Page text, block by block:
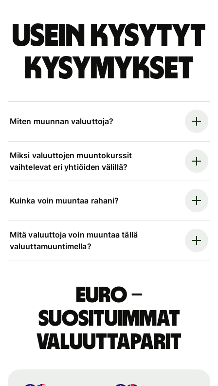
Usein kysytyt
kysymykset
Miten muunnan valuuttoja?
Miksi valuuttojen muuntokurssit
vaihtelevat eri yhtiöiden välillä?
Kuinka voin muuntaa rahani?
Mitä valuuttoja voin muuntaa tällä
valuuttamuuntimella?
euro –
suosituimmat
valuuttaparit